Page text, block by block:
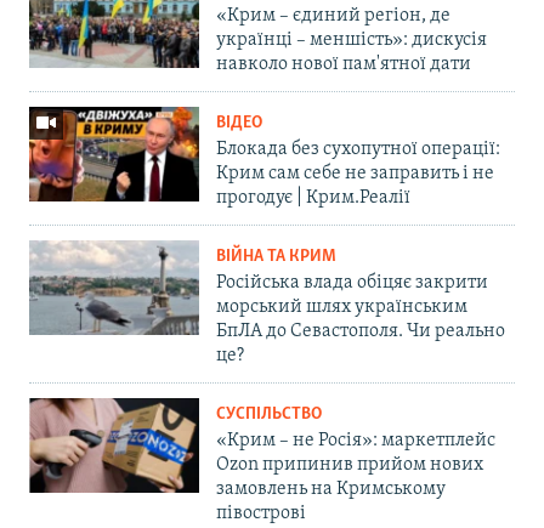
«Крим – єдиний регіон, де
українці – меншість»: дискусія
навколо нової пам'ятної дати
ВІДЕО
Блокада без сухопутної операції:
Крим сам себе не заправить і не
прогодує | Крим.Реалії
ВІЙНА ТА КРИМ
Російська влада обіцяє закрити
морський шлях українським
БпЛА до Севастополя. Чи реально
це?
СУСПІЛЬСТВО
«Крим – не Росія»: маркетплейс
Ozon припинив прийом нових
замовлень на Кримському
півострові